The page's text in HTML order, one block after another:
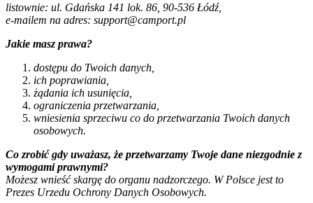
listownie: ul. Gdańska 141 lok. 86, 90-536 Łódź,
e-mailem na adres: support@camport.pl
Jakie masz prawa?
dostępu do Twoich danych,
ich poprawiania,
żądania ich usunięcia,
ograniczenia przetwarzania,
wniesienia sprzeciwu co do przetwarzania Twoich danych
osobowych.
Co zrobić gdy uważasz, że przetwarzamy Twoje dane niezgodnie z
wymogami prawnymi?
Możesz wnieść skargę do organu nadzorczego. W Polsce jest to
Prezes Urzedu Ochrony Danych Osobowych.